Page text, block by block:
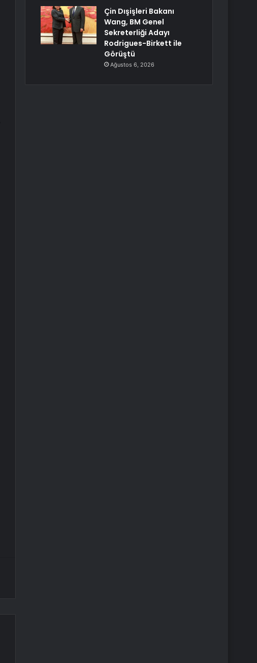
Çin Dışişleri Bakanı
Wang, BM Genel
Sekreterliği Adayı
Rodrigues-Birkett ile
Görüştü
Ağustos 6, 2026